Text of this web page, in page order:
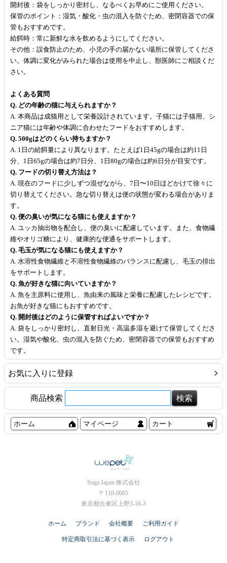
開封後：袋をしっかり密封し、なるべくお早めにご使用ください。
保管のポイント：湿気・酸化・虫の混入を防ぐため、密閉容器での保
管もおすすめです。
給餌時：常に新鮮な水を飲めるようにしてください。
その他：誤食防止のため、小児の手の届かない場所に保管してくださ
い。体調に変化がみられた場合は使用を中止し、獣医師にご相談くだ
さい。
よくある質問
Q. どの年齢の猫に与えられますか？
A. 本商品は成猫用として栄養設計されています。子猫には子猫用、シ
ニア猫には年齢や体調に合わせたフードをおすすめします。
Q. 500gはどのくらい持ちますか？
A. 1日の給餌量により異なります。たとえば1日45gの場合は約11日
分、1日65gの場合は約7日分、1日80gの場合は約6日分が目安です。
Q. フードの切り替え方法は？
A. 現在のフードに少しずつ混ぜながら、7日〜10日ほどかけて徐々に
切り替えてください。急な切り替えは便の状態が変わる場合がありま
す。
Q. 便の臭いが気になる猫にも使えますか？
A. ユッカ抽出物を配合し、便の臭いに配慮しています。また、食物繊
維やオリゴ糖により、健康的な便通をサポートします。
Q. 毛玉が気になる猫にも使えますか？
A. 水溶性食物繊維と不溶性食物繊維のバランスに配慮し、毛玉の排出
をサポートします。
Q. 魚が好きな猫に向いていますか？
A. 魚を主原料に使用し、魚由来の風味と栄養に配慮したレシピです。
お魚が好きな猫にもおすすめです。
Q. 開封後はどのように保管すればよいですか？
A. 袋をしっかり密封し、直射日光・高温多湿を避けて保管してくださ
い。湿気や酸化、虫の混入を防ぐため、密閉容器での保管もおすすめ
です。
お気に入りに登録
商品検索
ホーム マイページ カート
Suga Japan 株式会社
〒110-0005
東京都台東区上野3-16-3
ホーム ブランド 会社概要 ご利用ガイド
特定商取引法に基づく表示 ログアウト